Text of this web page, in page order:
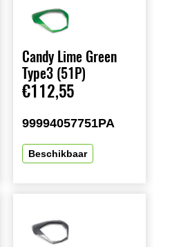
Candy Lime Green
Type3 (51P)
€112,55
99994057751PA
Beschikbaar